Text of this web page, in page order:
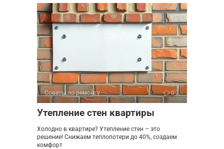
Советы по ремонту 0
Утепление стен квартиры
Холодно в квартире? Утепление стен – это
решение! Снижаем теплопотери до 40%, создаем
комфорт